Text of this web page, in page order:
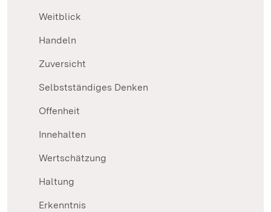
Weitblick
Handeln
Zuversicht
Selbstständiges Denken
Offenheit
Innehalten
Wertschätzung
Haltung
Erkenntnis